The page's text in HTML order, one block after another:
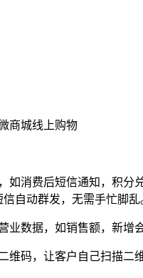
商城线上购物
如消费后短信通知，积
自动群发，无需手忙脚乱
数据，如销售额，新增
维码，让客户自己扫描二